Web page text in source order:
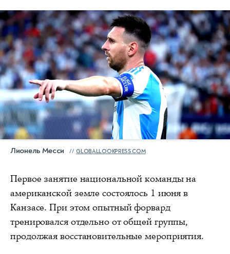
Лионель Месси GLOBALLOOKPRESS.COM
Первое занятие национальной команды на
американской земле состоялось 1 июня в
Канзасе. При этом опытный форвард
тренировался отдельно от общей группы,
продолжая восстановительные мероприятия.